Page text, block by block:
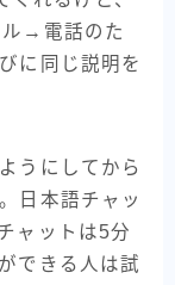
→電話のた
に同じ説明を
うにしてから
日本語チャッ
ャットは5分
できる人は試